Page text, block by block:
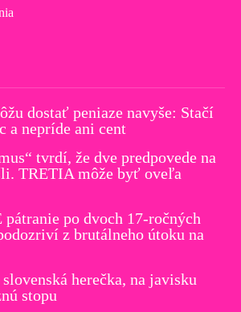
dostať peniaze navyše: Stačí
a nepríde ani cent
tvrdí, že dve predpovede na
TRETIA môže byť oveľa
po dvoch 17-ročných
z brutálneho útoku na
herečka, na javisku
stopu